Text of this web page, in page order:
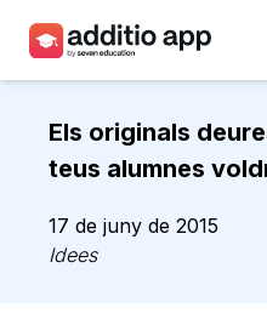
Centres
Recursos
Plans
Els originals
teus alumnes
17 de juny de 2015
Idees